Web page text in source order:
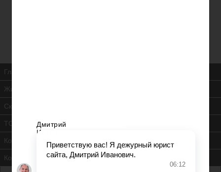
Главная
Жилищная инспекция
Скачать ЖК РФ
ТСЖ
Контакты
Консультация юриста